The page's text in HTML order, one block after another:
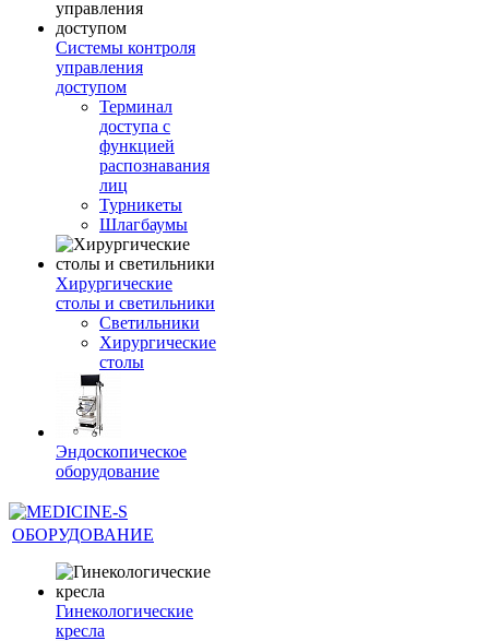
Системы контроля
управления
доступом
Терминал
доступа с
функцией
распознавания
лиц
Турникеты
Шлагбаумы
Хирургические
столы и светильники
Светильники
Хирургические
столы
Эндоскопическое
оборудование
ОБОРУДОВАНИЕ
Гинекологические
кресла